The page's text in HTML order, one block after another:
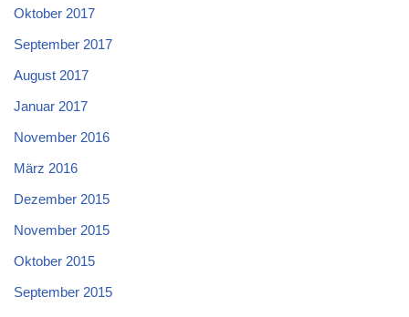
Oktober 2017
September 2017
August 2017
Januar 2017
November 2016
März 2016
Dezember 2015
November 2015
Oktober 2015
September 2015